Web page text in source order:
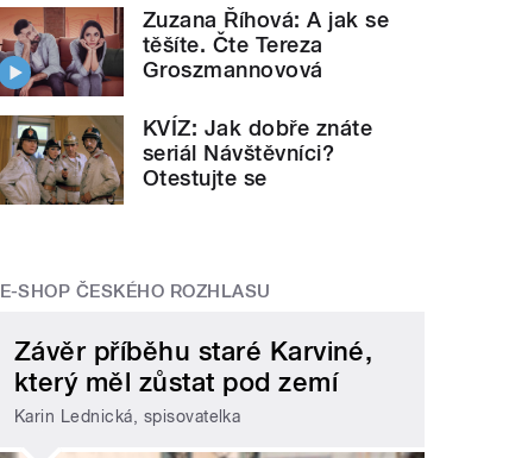
Zuzana Říhová: A jak se
těšíte. Čte Tereza
Groszmannovová
KVÍZ: Jak dobře znáte
seriál Návštěvníci?
Otestujte se
E-SHOP ČESKÉHO ROZHLASU
Závěr příběhu staré Karviné,
který měl zůstat pod zemí
Karin Lednická, spisovatelka